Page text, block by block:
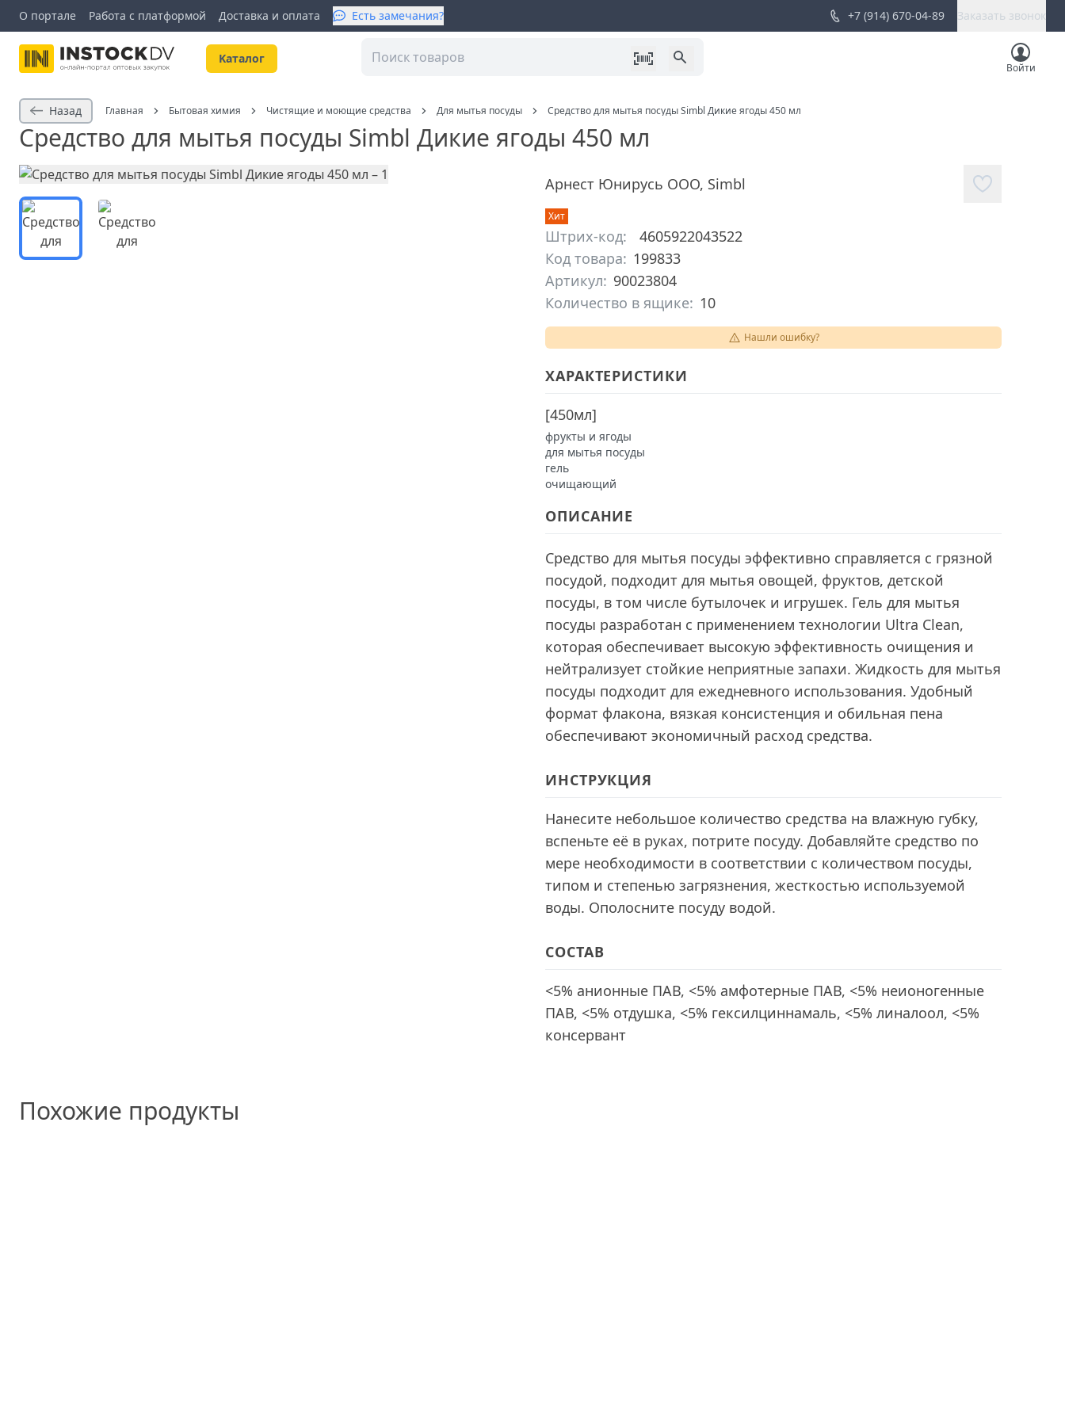
О портале Работа с платформой Доставка и оплата Есть замечания? +7 (914) 670-04-89 Заказать звонок
Kаталог
Войти
Назад Главная Бытовая химия Чистящие и моющие средства Для мытья посуды Средство для мытья посуды Simbl Дикие ягоды 450 мл
Средство для мытья посуды Simbl Дикие ягоды 450 мл
Арнест Юнирусь ООО, Simbl
Хит
Штрих-код:
4605922043522
Код товара: 199833
Артикул: 90023804
Количество в ящике: 10
Нашли ошибку?
ХАРАКТЕРИСТИКИ
[450мл]
фрукты и ягоды
для мытья посуды
гель
очищающий
ОПИСАНИЕ
Средство для мытья посуды эффективно справляется с грязной
посудой, подходит для мытья овощей, фруктов, детской
посуды, в том числе бутылочек и игрушек. Гель для мытья
посуды разработан с применением технологии Ultra Clean,
которая обеспечивает высокую эффективность очищения и
нейтрализует стойкие неприятные запахи. Жидкость для мытья
посуды подходит для ежедневного использования. Удобный
формат флакона, вязкая консистенция и обильная пена
обеспечивают экономичный расход средства.
ИНСТРУКЦИЯ
Нанесите небольшое количество средства на влажную губку,
вспеньте её в руках, потрите посуду. Добавляйте средство по
мере необходимости в соответствии с количеством посуды,
типом и степенью загрязнения, жесткостью используемой
воды. Ополосните посуду водой.
СОСТАВ
<5% анионные ПАВ, <5% амфотерные ПАВ, <5% неионогенные
ПАВ, <5% отдушка, <5% гексилциннамаль, <5% линалоол, <5%
консервант
Похожие продукты